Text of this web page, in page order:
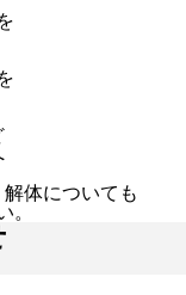
体についても
。